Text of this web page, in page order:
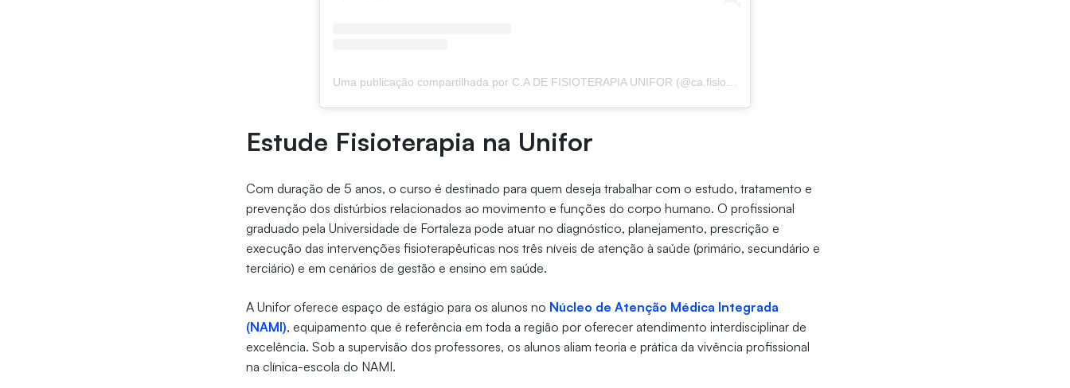
Estude Fisioterapia na Unifor
Com duração de 5 anos, o curso é destinado para quem deseja trabalhar com o estudo, tratamento e
prevenção dos distúrbios relacionados ao movimento e funções do corpo humano. O profissional
graduado pela Universidade de Fortaleza pode atuar no diagnóstico, planejamento, prescrição e
execução das intervenções fisioterapêuticas nos três níveis de atenção à saúde (primário, secundário e
terciário) e em cenários de gestão e ensino em saúde.
A Unifor oferece espaço de estágio para os alunos no Núcleo de Atenção Médica Integrada
(NAMI), equipamento que é referência em toda a região por oferecer atendimento interdisciplinar de
excelência. Sob a supervisão dos professores, os alunos aliam teoria e prática da vivência profissional
na clínica-escola do NAMI.